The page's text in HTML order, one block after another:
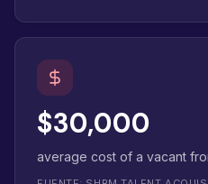
$30,000
average cost of a vacant